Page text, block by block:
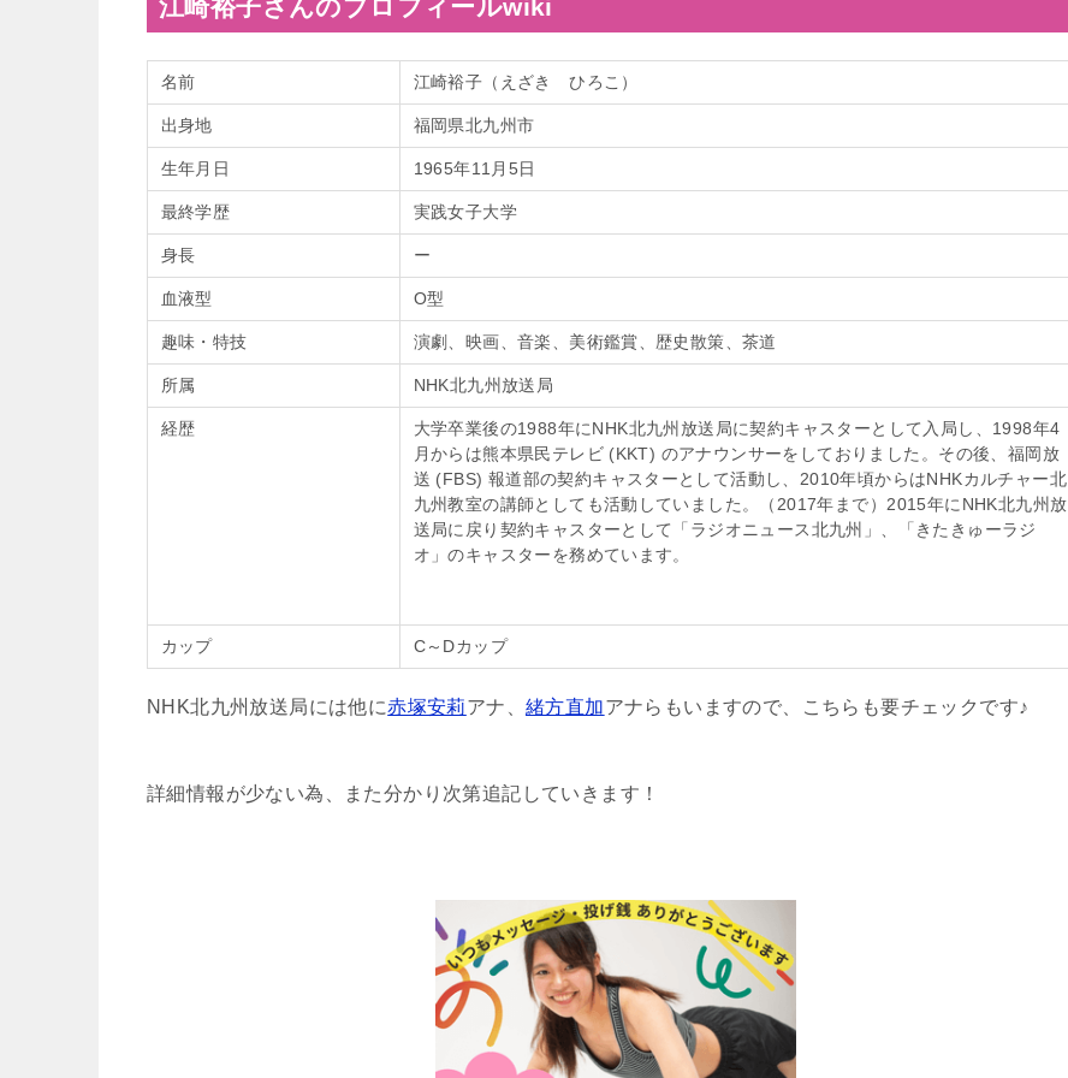
江崎裕子さんのプロフィールwiki
名前 江崎裕子（えざき ひろこ）
出身地 福岡県北九州市
生年月日 1965年11月5日
最終学歴 実践女子大学
身長 ー
血液型 O型
趣味・特技 演劇、映画、音楽、美術鑑賞、歴史散策、茶道
所属 NHK北九州放送局
経歴 大学卒業後の1988年にNHK北九州放送局に契約キャスターとして入局し、1998年4
月からは熊本県民テレビ (KKT) のアナウンサーをしておりました。 その後、福岡放
送 (FBS) 報道部の契約キャスターとして活動し、2010年頃からはNHKカルチャー北
九州教室の講師としても活動していました。（2017年まで） 2015年にNHK北九州放
送局に戻り契約キャスターとして「ラジオニュース北九州」、「きたきゅーラジ
オ」のキャスターを務めています。
カップ C～Dカップ
NHK北九州放送局には他に赤塚安莉アナ、緒方直加アナらもいますので、こちらも要チェックです♪
詳細情報が少ない為、また分かり次第追記していきます！